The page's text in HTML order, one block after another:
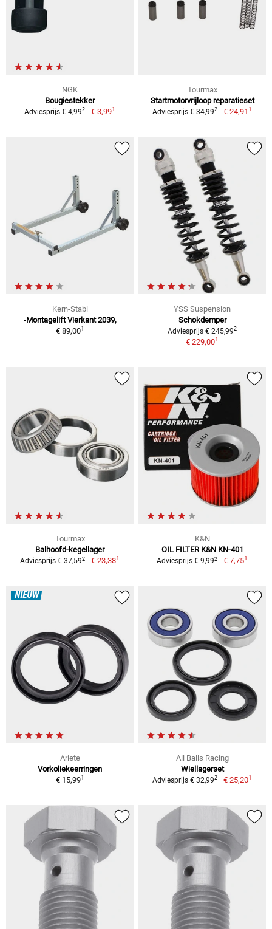
NGK
Bougiestekker
Adviesprijs € 4,992 € 3,991
Tourmax
Startmotorvrijloop reparatieset
Adviesprijs € 34,992 € 24,911
Kern-Stabi
-Montagelift Vierkant 2039,
€ 89,001
YSS Suspension
Schokdemper
Adviesprijs € 245,992
€ 229,001
Tourmax
Balhoofd-kegellager
Adviesprijs € 37,592 € 23,381
K&N
OIL FILTER K&N KN-401
Adviesprijs € 9,992 € 7,751
NIEUW
Ariete
Vorkoliekeerringen
€ 15,991
All Balls Racing
Wiellagerset
Adviesprijs € 32,992 € 25,201